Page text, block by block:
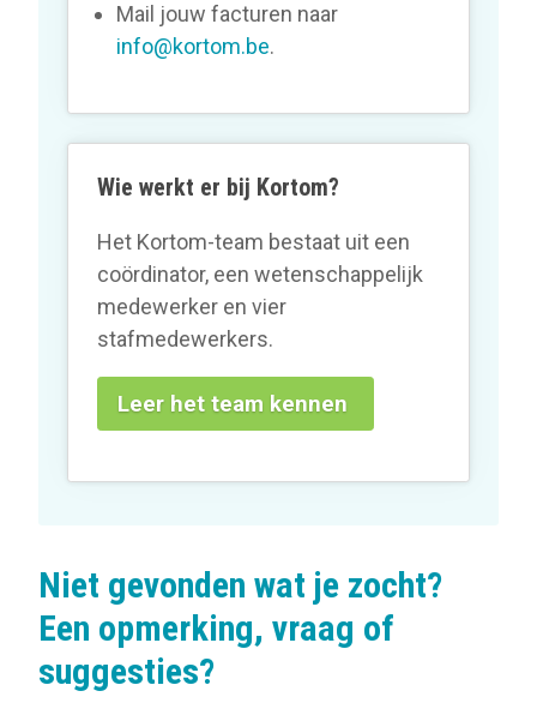
Mail jouw facturen naar
info@kortom.be.
Wie werkt er bij Kortom?
Het Kortom-team bestaat uit een
coördinator, een wetenschappelijk
medewerker en vier
stafmedewerkers.
Leer het team kennen
Niet gevonden wat je zocht?
Een opmerking, vraag of
suggesties?